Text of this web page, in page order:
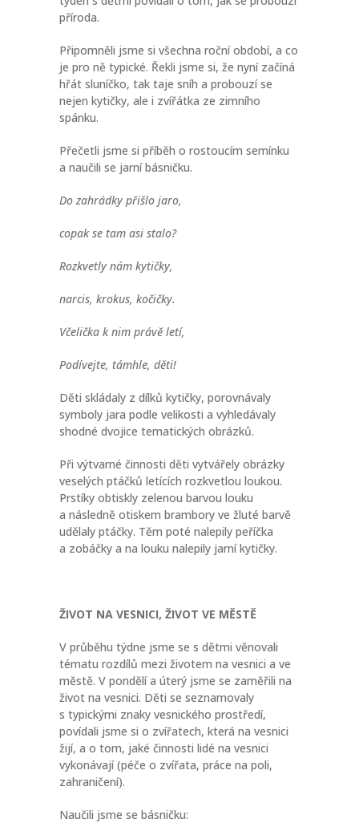
příroda.
Připomněli jsme si všechna roční období, a co
je pro ně typické. Řekli jsme si, že nyní začíná
hřát sluníčko, tak taje sníh a probouzí se
nejen kytičky, ale i zvířátka ze zimního
spánku.
Přečetli jsme si příběh o rostoucím semínku
a naučili se jarní básničku.
Do zahrádky přišlo jaro,
copak se tam asi stalo?
Rozkvetly nám kytičky,
narcis, krokus, kočičky.
Včelička k nim právě letí,
Podívejte, támhle, děti!
Děti skládaly z dílků kytičky, porovnávaly
symboly jara podle velikosti a vyhledávaly
shodné dvojice tematických obrázků.
Při výtvarné činnosti děti vytvářely obrázky
veselých ptáčků letících rozkvetlou loukou.
Prstíky obtiskly zelenou barvou louku
a následně otiskem brambory ve žluté barvě
udělaly ptáčky. Těm poté nalepily peříčka
a zobáčky a na louku nalepily jarní kytičky.
ŽIVOT NA VESNICI, ŽIVOT VE MĚSTĚ
V průběhu týdne jsme se s dětmi věnovali
tématu rozdílů mezi životem na vesnici a ve
městě. V pondělí a úterý jsme se zaměřili na
život na vesnici. Děti se seznamovaly
s typickými znaky vesnického prostředí,
povídali jsme si o zvířatech, která na vesnici
žijí, a o tom, jaké činnosti lidé na vesnici
vykonávají (péče o zvířata, práce na poli,
zahraničení).
Naučili jsme se básničku: